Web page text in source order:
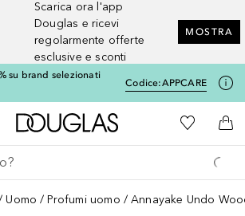
Scarica ora l'app
Douglas e ricevi
regolarmente offerte
esclusive e sconti
MOSTRA
su brand selezionati
Codice:APPCARE
A Douglas HomeAlla Mia
Al
Uomo Profumi uomo Annayake Undo